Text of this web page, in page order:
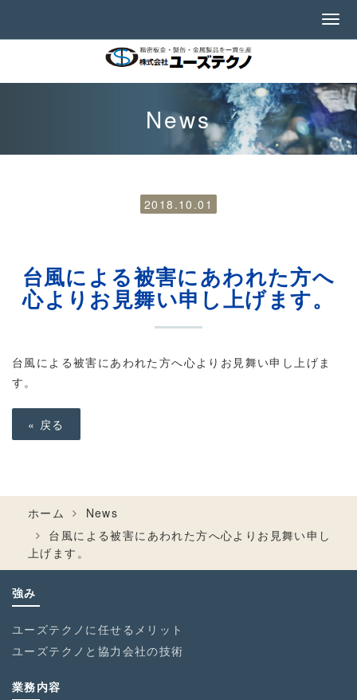
News
2018.10.01
台風による被害にあわれた方へ
心よりお見舞い申し上げます。
台風による被害にあわれた方へ心よりお見舞い申し上げま
す。
« 戻る
ホーム
News
台風による被害にあわれた方へ心よりお見舞い申し
上げます。
強み
ユーズテクノに任せるメリット
ユーズテクノと協力会社の技術
業務内容